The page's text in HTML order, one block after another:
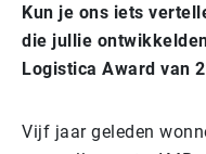
Kun je ons iets
die jullie
Logistica Award van
Vijf jaar geleden